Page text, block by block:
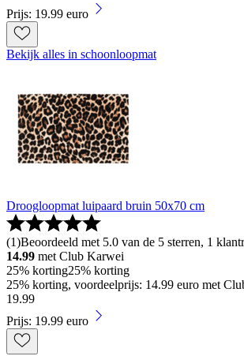
Prijs: 19.99 euro
Bekijk alles in schoonloopmat
Droogloopmat luipaard bruin 50x70 cm
(1)Beoordeeld met 5.0 van de 5 sterren, 1
14.99 met Club Karwei
25% korting25% korting
25% korting, voordeelprijs: 14.99 euro met
19.99
Prijs: 19.99 euro